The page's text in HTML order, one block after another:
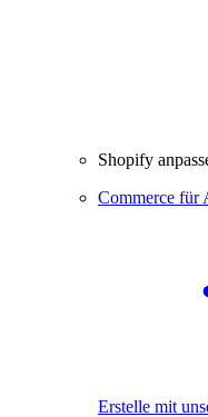
Shopify
Commerce für
Erstelle mit